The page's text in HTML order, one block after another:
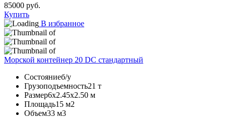
85000 руб.
Купить
В избранное
Морской контейнер 20 DC стандартный
Состояниеб/у
Грузоподъемность21 т
Размер6х2.45х2.50 м
Площадь15 м2
Объем33 м3